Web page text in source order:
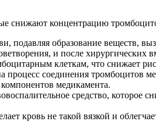
снижают концентрацию
подавляя образование веществ,
и после хирургических
клеткам, что снижает
процесс соединения тромбоцитов
медикамента.
средство, которое
кровь не такой вязкой и